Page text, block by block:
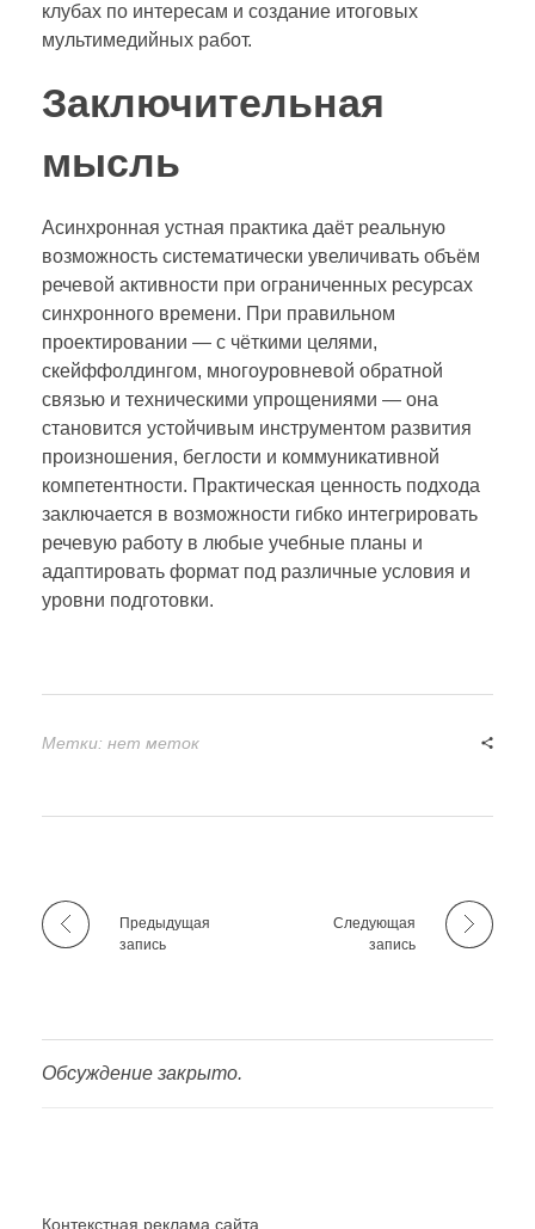
клубах по интересам и создание итоговых
мультимедийных работ.
Заключительная
мысль
Асинхронная устная практика даёт реальную
возможность систематически увеличивать объём
речевой активности при ограниченных ресурсах
синхронного времени. При правильном
проектировании — с чёткими целями,
скейффолдингом, многоуровневой обратной
связью и техническими упрощениями — она
становится устойчивым инструментом развития
произношения, беглости и коммуникативной
компетентности. Практическая ценность подхода
заключается в возможности гибко интегрировать
речевую работу в любые учебные планы и
адаптировать формат под различные условия и
уровни подготовки.
Метки: нет меток
Предыдущая
запись
Следующая
запись
Обсуждение закрыто.
Контекстная реклама сайта